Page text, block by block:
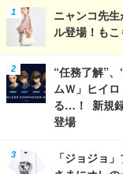
ニャンコ先
ル登場！も
“任務了解”
ムＷ」ヒイ
る…！ 新規
登場
「ジョジョ